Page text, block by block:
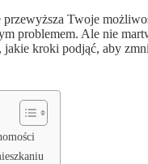
Twoje
problemem. Ale nie
kroki podjąć, aby